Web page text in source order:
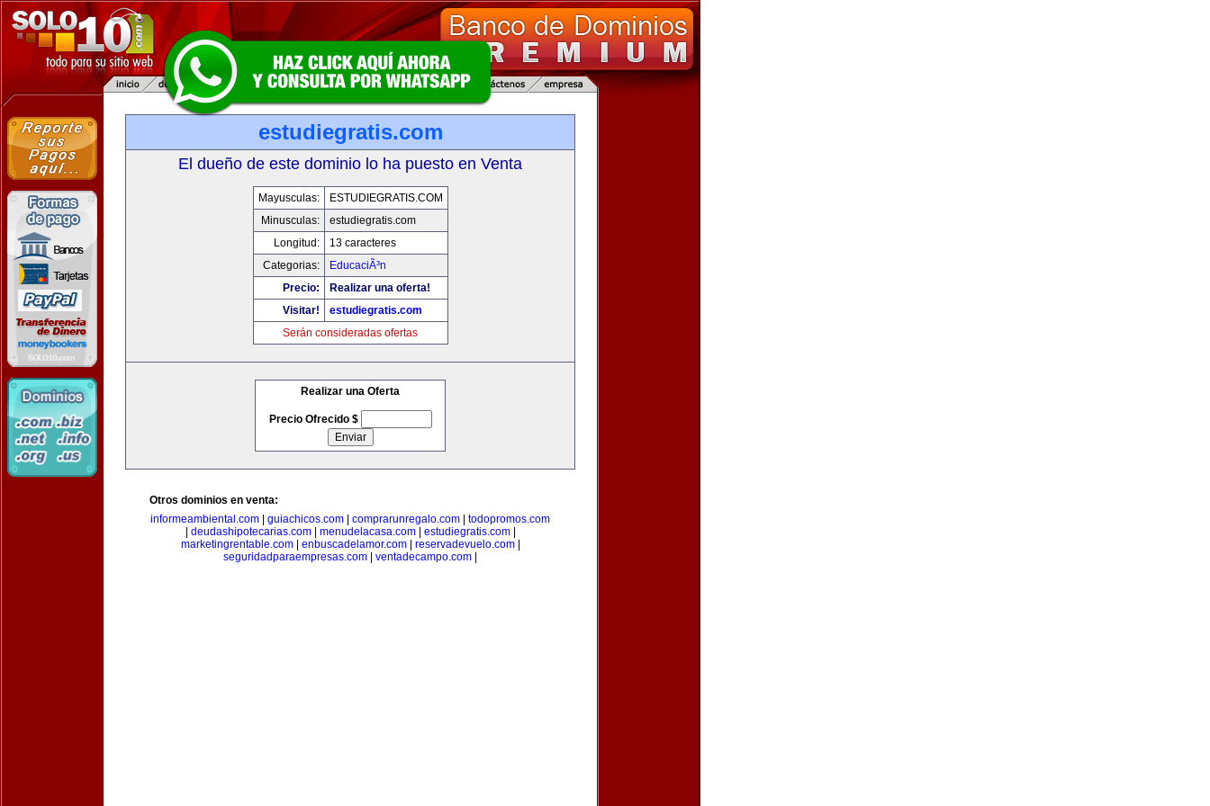
estudiegratis.com
El dueño de este dominio lo ha puesto en Venta
Mayusculas:
ESTUDIEGRATIS.COM
Minusculas:
estudiegratis.com
Longitud:
13 caracteres
Categorias:
EducaciÃ³n
Precio:
Realizar una oferta!
Visitar!
estudiegratis.com
Serán consideradas ofertas
Realizar una Oferta
Precio Ofrecido $
Otros dominios en venta:
informeambiental.com
guiachicos.com comprarunregalo.com
todopromos.com
deudashipotecarias.com| menudelacasa.com| estudiegratis.com|
marketingrentable.com| enbuscadelamor.com| reservadevuelo.com|
seguridadparaempresas.com
ventadecampo.com